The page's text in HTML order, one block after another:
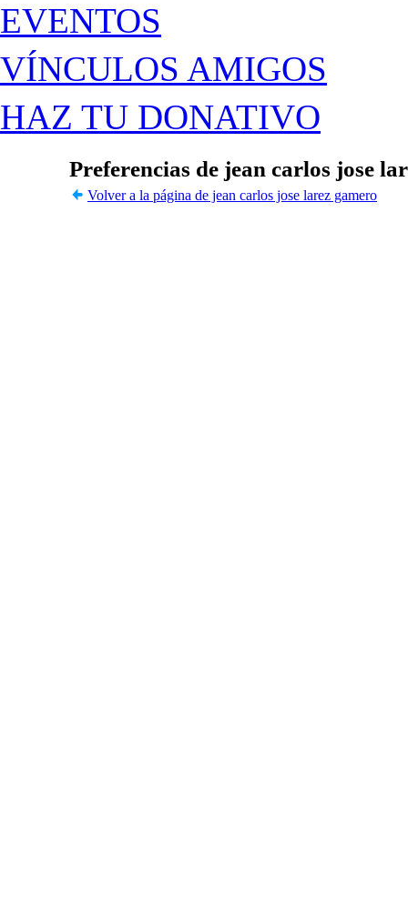
EVENTOS
VÍNCULOS AMIGOS
HAZ TU DONATIVO
Preferencias de jean carlos jose
Volver a la página de jean carlos jose larez gamero